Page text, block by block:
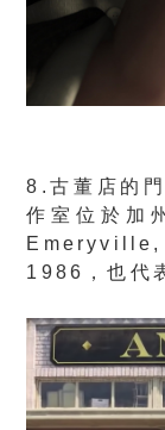
8.古董店的
作室位於加
Emeryville,
1986，也代